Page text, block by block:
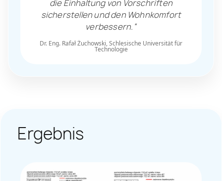
die Einhaltung von Vorschriften
sicherstellen und den Wohnkomfort
verbessern.“
Dr. Eng. Rafał Żuchowski, Schlesische Universität für
Technologie
Ergebnis